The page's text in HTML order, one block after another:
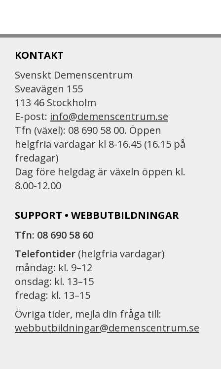
KONTAKT
Svenskt Demenscentrum
Sveavägen 155
113 46 Stockholm
E-post: info@demenscentrum.se
Tfn (växel): 08 690 58 00. Öppen
helgfria vardagar kl 8-16.45 (16.15 på
fredagar)
Dag före helgdag är växeln öppen kl.
8.00-12.00
SUPPORT • WEBBUTBILDNINGAR
Tfn: 08 690 58 60
Telefontider (helgfria vardagar)
måndag: kl. 9–12
onsdag: kl. 13–15
fredag: kl. 13–15
Övriga tider, mejla din fråga till:
webbutbildningar@demenscentrum.se